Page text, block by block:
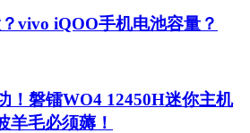
vivo iQOO手机电池容量？
！磐镭WO4 12450H迷你主机
羊毛必须薅！